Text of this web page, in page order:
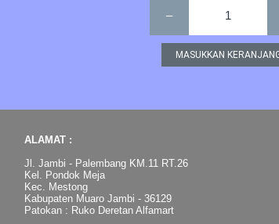
– 1
ALAMAT :
Jl. Jambi - Palembang KM.11 RT.26
Kel. Pondok Meja
Kec. Mestong
Kabupaten Muaro Jambi - 36129
Patokan : Ruko Deretan Alfamart